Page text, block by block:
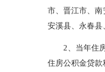
市、晋江市、南
安溪县、永春县
2、当年住房
住房公积金贷